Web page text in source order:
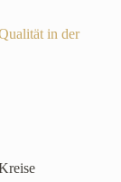
in der